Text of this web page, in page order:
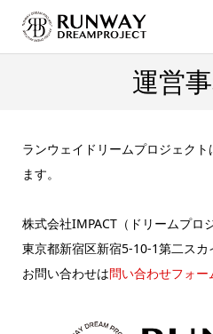
運営
ランウェイドリームプロジェク
ます。
株式会社IMPACT（ドリームプロ
東京都新宿区新宿5-10-1第二スカ
お問い合わせは問い合わせフォー